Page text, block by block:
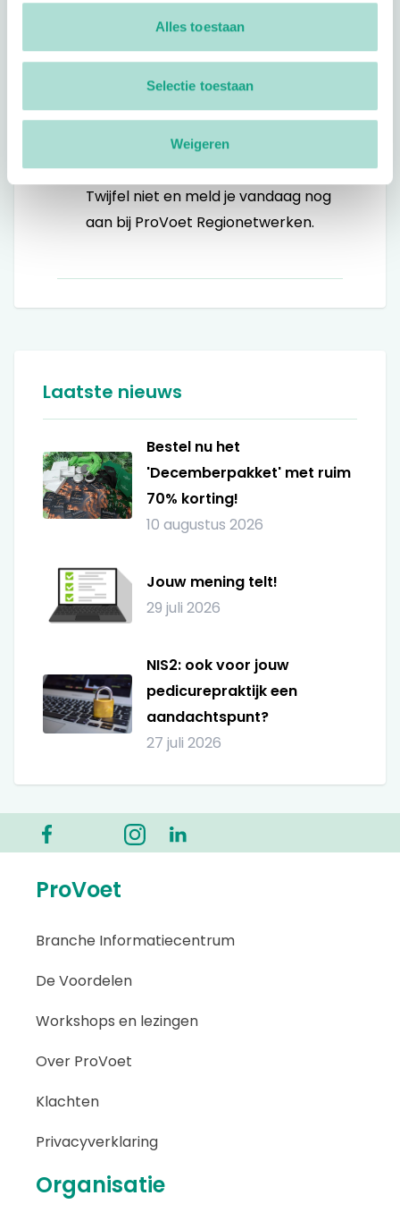
Alles toestaan
Selectie toestaan
Weigeren
Verhoogt de beroepskwaliteit en
dus de totale voetzorg;
Op de hoogte blijven over
en meedenken over beleid.
Twijfel niet en meld je vandaag nog
aan bij ProVoet Regionetwerken.
Laatste nieuws
Bestel nu het
'Decemberpakket' met ruim
70% korting!
10 augustus 2026
Jouw mening telt!
29 juli 2026
NIS2: ook voor jouw
pedicurepraktijk een
aandachtspunt?
27 juli 2026
ProVoet
Branche Informatiecentrum
De Voordelen
Workshops en lezingen
Over ProVoet
Klachten
Privacyverklaring
Organisatie